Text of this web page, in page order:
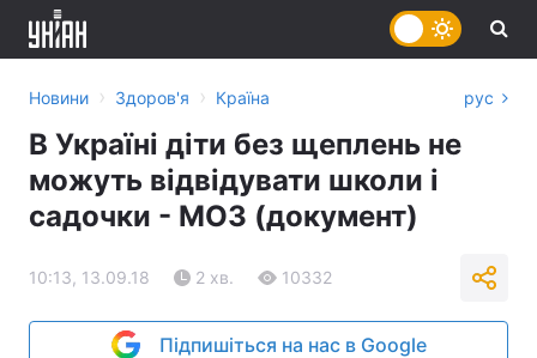
Новини › Здоров'я › Країна рус
В Україні діти без щеплень не
можуть відвідувати школи і
садочки - МОЗ (документ)
10:13, 13.09.18 2 хв. 10332
Підпишіться на нас в Google